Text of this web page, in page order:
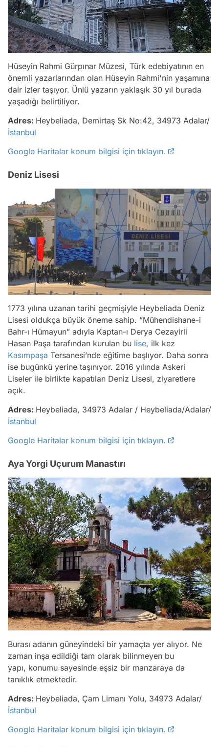
Hüseyin Rahmi Gürpınar Müzesi, Türk edebiyatının en
önemli yazarlarından olan Hüseyin Rahmi'nin yaşamına
dair izler taşıyor. Ünlü yazarın yaklaşık 30 yıl burada
yaşadığı belirtiliyor.
Adres: Heybeliada, Demirtaş Sk No:42, 34973 Adalar/
İstanbul
Google Haritalar konum bilgisi için tıklayın.
Deniz Lisesi
1773 yılına uzanan tarihi geçmişiyle Heybeliada Deniz
Lisesi oldukça büyük öneme sahip. ”Mühendishane-i
Bahr-ı Hümayun” adıyla Kaptan-ı Derya Cezayirli
Hasan Paşa tarafından kurulan bu lise, ilk kez
Kasımpaşa Tersanesi’nde eğitime başlıyor. Daha sonra
ise bugünkü yerine taşınıyor. 2016 yılında Askeri
Liseler ile birlikte kapatılan Deniz Lisesi, ziyaretlere
açık.
Adres: Heybeliada, 34973 Adalar / Heybeliada/Adalar/
İstanbul
Google Haritalar konum bilgisi için tıklayın.
Aya Yorgi Uçurum Manastırı
Burası adanın güneyindeki bir yamaçta yer alıyor. Ne
zaman inşa edildiği tam olarak bilinmeyen bu
yapı, konumu sayesinde eşsiz bir manzaraya da
tanıklık etmektedir.
Adres: Heybeliada, Çam Limanı Yolu, 34973 Adalar/
İstanbul
Google Haritalar konum bilgisi için tıklayın.